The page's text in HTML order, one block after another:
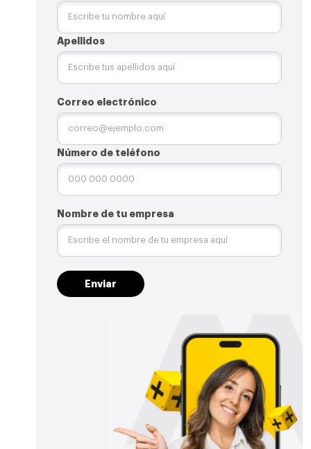
Apellidos
Correo electrónico
Número de teléfono
Nombre de tu empresa